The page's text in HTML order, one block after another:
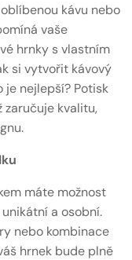
kávu nebo
vaše
hrnky s vlastním
si vytvořit kávový
je nejlepší? Potisk
zaručuje kvalitu,
máte možnost
a osobní.
nebo kombinace
hrnek bude plně